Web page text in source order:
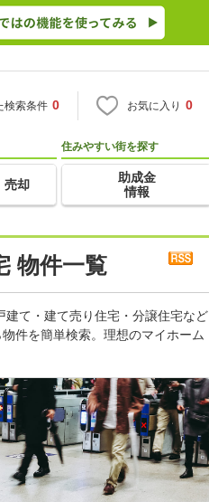
検索条件 0 お気に入り 0
売却
住みやすい街を探す
助成金
情報
物件一覧
て・建て売り住宅・分譲住宅など
件を簡単検索。理想のマイホーム